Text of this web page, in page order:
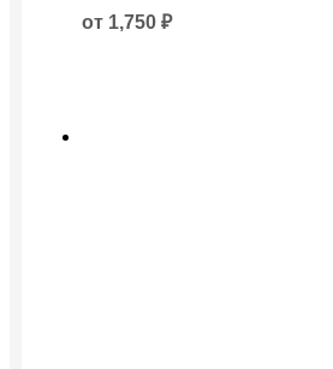
несколько
вариаций.
от 1,750 ₽